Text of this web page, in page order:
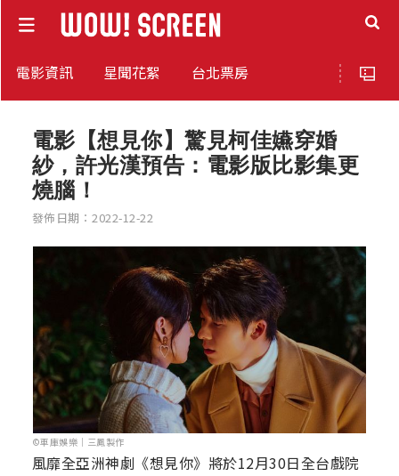
電影資訊 星聞花絮 台北票房
電影【想見你】驚見柯佳嬿穿婚
紗，許光漢預告：電影版比影集更
燒腦！
發佈日期：2022-12-22
©車庫娛樂｜三鳳製作
風靡全亞洲神劇《想見你》將於12月30日全台戲院